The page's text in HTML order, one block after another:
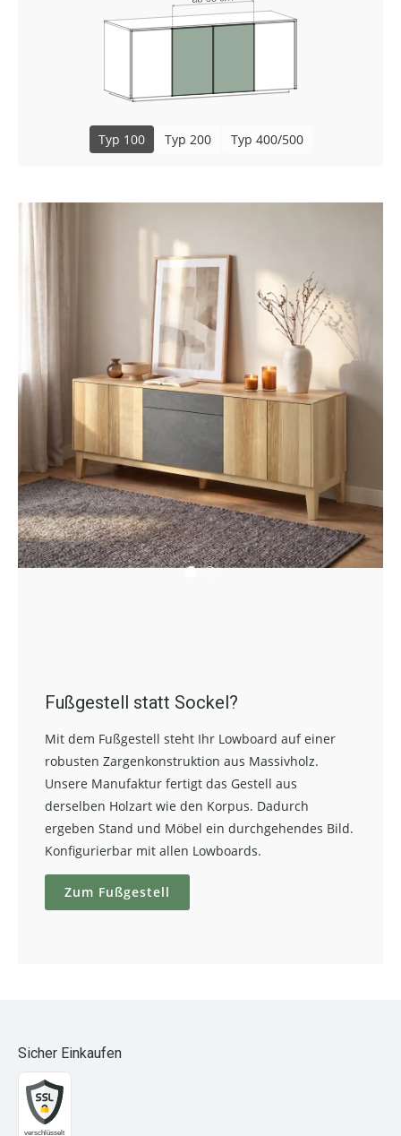
Typ 100 Typ 200 Typ 400/500
Fußgestell statt Sockel?
Mit dem Fußgestell steht Ihr Lowboard auf einer
robusten Zargenkonstruktion aus Massivholz.
Unsere Manufaktur fertigt das Gestell aus
derselben Holzart wie den Korpus. Dadurch
ergeben Stand und Möbel ein durchgehendes Bild.
Konfigurierbar mit allen Lowboards.
Zum Fußgestell
Sicher Einkaufen